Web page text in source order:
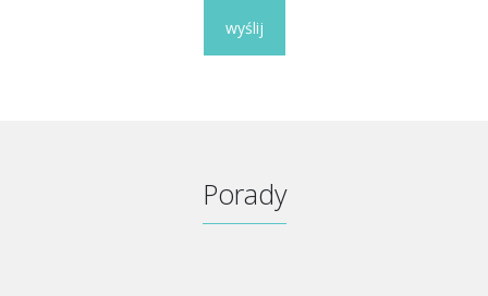
wyślij
Porady